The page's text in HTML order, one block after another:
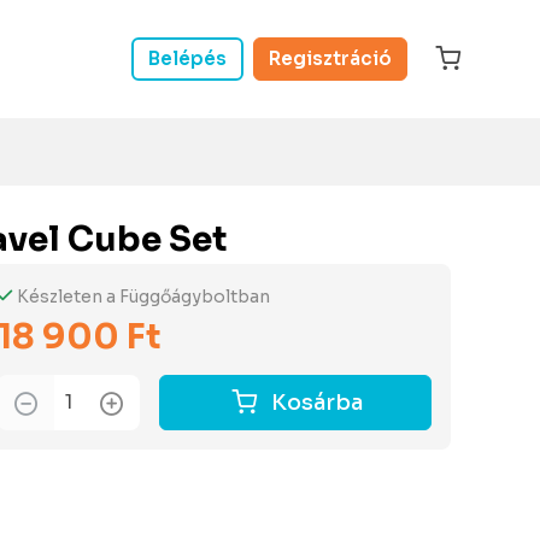
Belépés Regisztráció
Cube Set
Készleten a Függőágyboltban
900 Ft
Kosárba